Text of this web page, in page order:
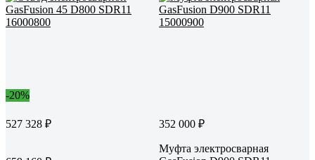
-20%
527 328 ₽ 352 000 ₽
Муфта электросварная